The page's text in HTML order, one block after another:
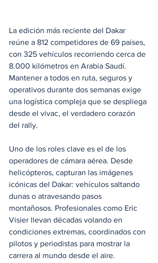
La edición más reciente del Dakar
reúne a 812 competidores de 69 países,
con 325 vehículos recorriendo cerca de
8.000 kilómetros en Arabia Saudí.
Mantener a todos en ruta, seguros y
operativos durante dos semanas exige
una logística compleja que se despliega
desde el vivac, el verdadero corazón
del rally.
Uno de los roles clave es el de los
operadores de cámara aérea. Desde
helicópteros, capturan las imágenes
icónicas del Dakar: vehículos saltando
dunas o atravesando pasos
montañosos. Profesionales como Eric
Visier llevan décadas volando en
condiciones extremas, coordinados con
pilotos y periodistas para mostrar la
carrera al mundo desde el aire.